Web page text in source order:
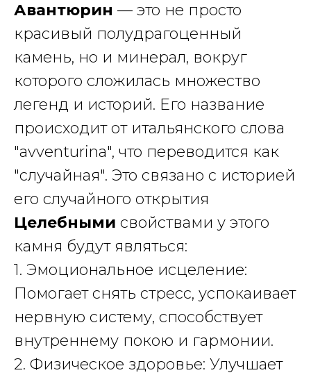
Авантюрин — это не просто
красивый полудрагоценный
камень, но и минерал, вокруг
которого сложилась множество
легенд и историй. Его название
происходит от итальянского слова
"avventurina", что переводится как
"случайная". Это связано с историей
его случайного открытия
Целебными свойствами у этого
камня будут являться:
1. Эмоциональное исцеление:
Помогает снять стресс, успокаивает
нервную систему, способствует
внутреннему покою и гармонии.
2. Физическое здоровье: Улучшает